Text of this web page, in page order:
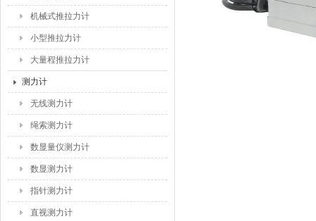
机械式推拉力计
小型推拉力计
大量程推拉力计
测力计
无线测力计
绳索测力计
数显量仪测力计
数显测力计
指针测力计
直视测力计